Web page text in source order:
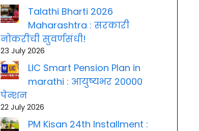
Talathi Bharti 2026
Maharashtra : सरकारी
नोकरीची सुवर्णसंधी!
23 July 2026
LIC Smart Pension Plan in
marathi : आयुष्यभर 20000
पेन्शन
22 July 2026
PM Kisan 24th Installment :